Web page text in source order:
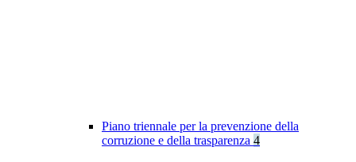
Piano triennale per la prevenzione della
corruzione e della trasparenza 4